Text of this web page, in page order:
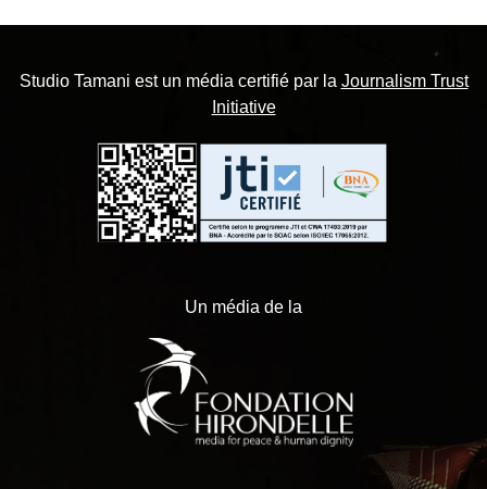
Studio Tamani est un média certifié par la Journalism Trust
Initiative
Un média de la